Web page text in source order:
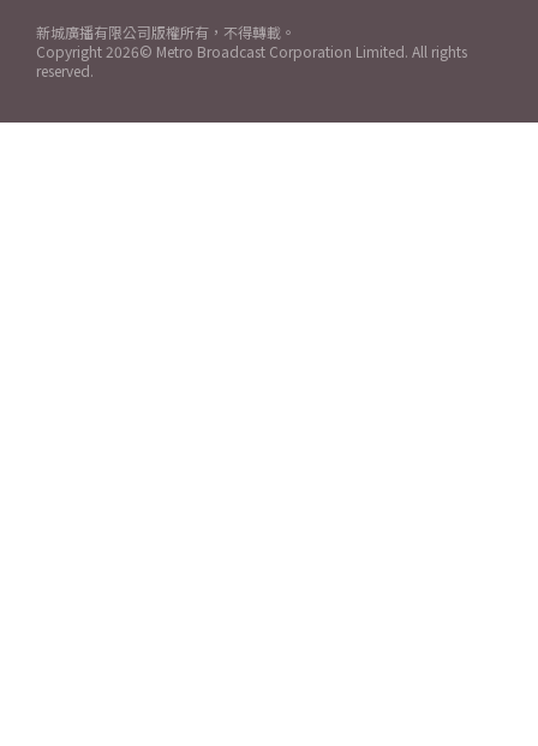
新城廣播有限公司版權所有，不得轉載。
Copyright 2026© Metro Broadcast Corporation Limited. All rights
reserved.